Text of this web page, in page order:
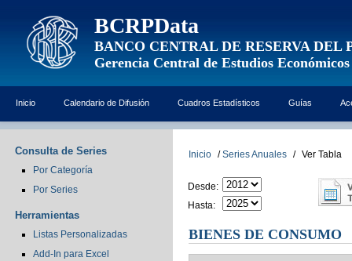
BCRPData
BANCO CENTRAL DE RESERVA DEL
Gerencia Central de Estudios Económicos
Inicio Calendario de Difusión Cuadros Estadísticos Guías
Consulta de Series
Por Categoría
Por Series
Herramientas
Listas Personalizadas
Add-In para Excel
Inicio / Series Anuales / Ver Tabla
Desde:
Hasta:
BIENES DE CONSUMO